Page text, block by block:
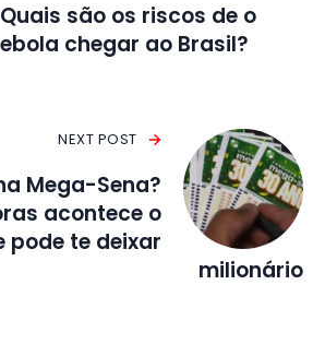
Quais são os riscos de o
ebola chegar ao Brasil?
NEXT POST
Mega-Sena?
acontece o
pode te deixar
milionário